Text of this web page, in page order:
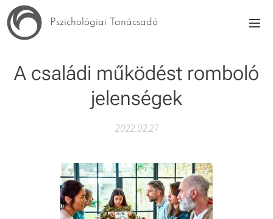
Pszichológiai Tanácsadó
A családi működést romboló
jelenségek
2022.02.27